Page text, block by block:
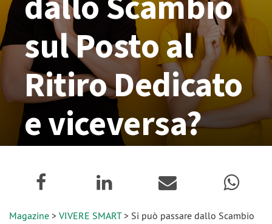
sul Posto al
Ritiro Dedicato
e viceversa?
Magazine > VIVERE SMART > Si può passare dallo Scambio